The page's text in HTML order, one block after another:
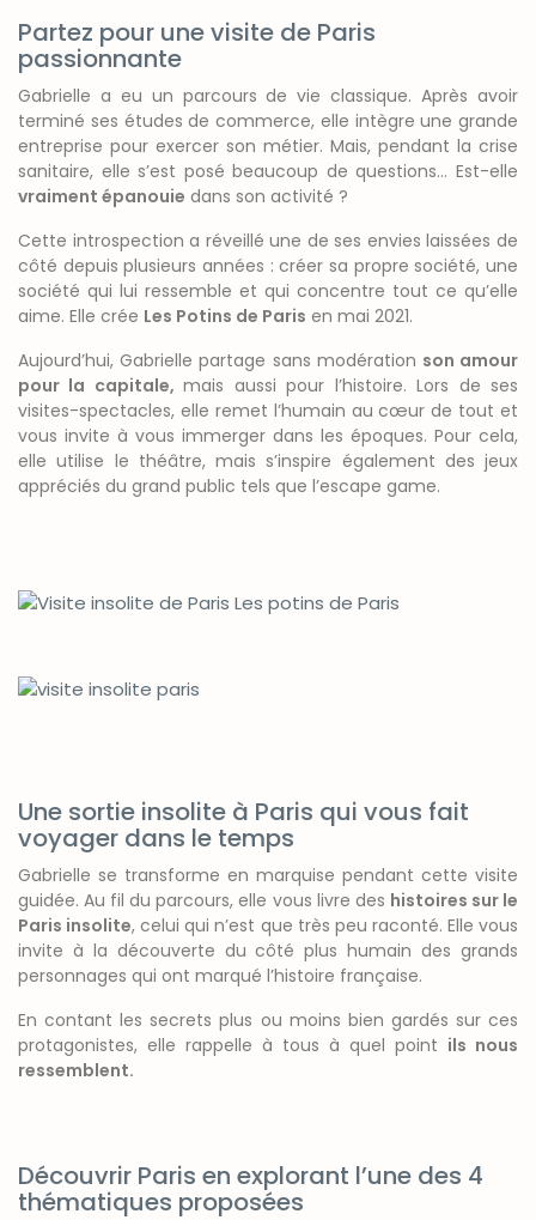
Partez pour une visite de Paris
passionnante
Gabrielle a eu un parcours de vie classique. Après avoir
terminé ses études de commerce, elle intègre une grande
entreprise pour exercer son métier. Mais, pendant la crise
sanitaire, elle s’est posé beaucoup de questions… Est-elle
vraiment épanouie dans son activité ?
Cette introspection a réveillé une de ses envies laissées de
côté depuis plusieurs années : créer sa propre société, une
société qui lui ressemble et qui concentre tout ce qu’elle
aime. Elle crée Les Potins de Paris en mai 2021.
Aujourd’hui, Gabrielle partage sans modération son amour
pour la capitale,mais aussi pour l’histoire. Lors de ses
visites-spectacles, elle remet l’humain au cœur de tout et
vous invite à vous immerger dans les époques. Pour cela,
elle utilise le théâtre, mais s’inspire également des jeux
appréciés du grand public tels que l’escape game.
Une sortie insolite à Paris qui vous fait
voyager dans le temps
Gabrielle se transforme en marquise pendant cette visite
guidée. Au fil du parcours, elle vous livre des histoires sur le
Paris insolite, celui qui n’est que très peu raconté. Elle vous
invite à la découverte du côté plus humain des grands
personnages qui ont marqué l’histoire française.
En contant les secrets plus ou moins bien gardés sur ces
protagonistes, elle rappelle à tous à quel point ils nous
ressemblent.
Découvrir Paris en explorant l’une des 4
thématiques proposées